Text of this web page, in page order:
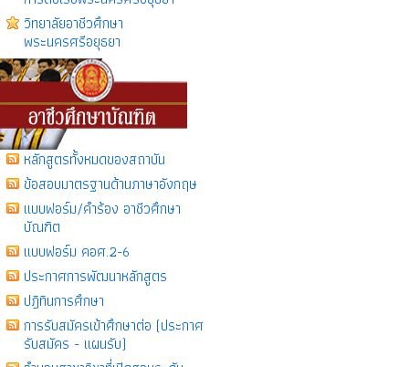
วิทยาลัยอาชีวศึกษา
พระนครศรีอยุธยา
หลักสูตรทั้งหมดของสถาบัน
ข้อสอบมาตรฐานด้านภาษาอังกฤษ
แบบฟอร์ม/คำร้อง อาชีวศึกษา
บัณฑิต
แบบฟอร์ม คอศ.2-6
ประกาศการพัฒนาหลักสูตร
ปฎิทินการศึกษา
การรับสมัครเข้าศึกษาต่อ (ประกาศ
รับสมัคร - แผนรับ)